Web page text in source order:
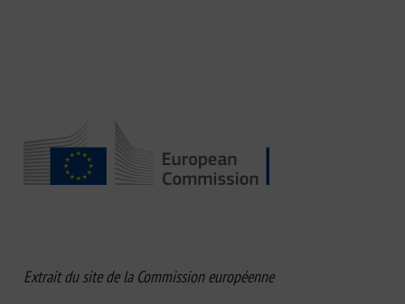
Extrait du site de la Commission européenne